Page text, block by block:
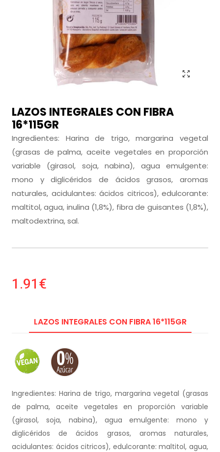
LAZOS INTEGRALES CON FIBRA
16*115GR
Ingredientes: Harina de trigo, margarina vegetal
(grasas de palma, aceite vegetales en proporción
variable (girasol, soja, nabina), agua emulgente:
mono y diglicéridos de ácidos grasos, aromas
naturales, acidulantes: ácidos citricos), edulcorante:
maltitol, agua, inulina (1,8%), fibra de guisantes (1,8%),
maltodextrina, sal.
1.91€
LAZOS INTEGRALES CON FIBRA 16*115GR
Ingredientes: Harina de trigo, margarina vegetal (grasas
de palma, aceite vegetales en proporción variable
(girasol, soja, nabina), agua emulgente: mono y
diglicéridos de ácidos grasos, aromas naturales,
acidulantes: ácidos citricos), edulcorante: maltitol, agua,